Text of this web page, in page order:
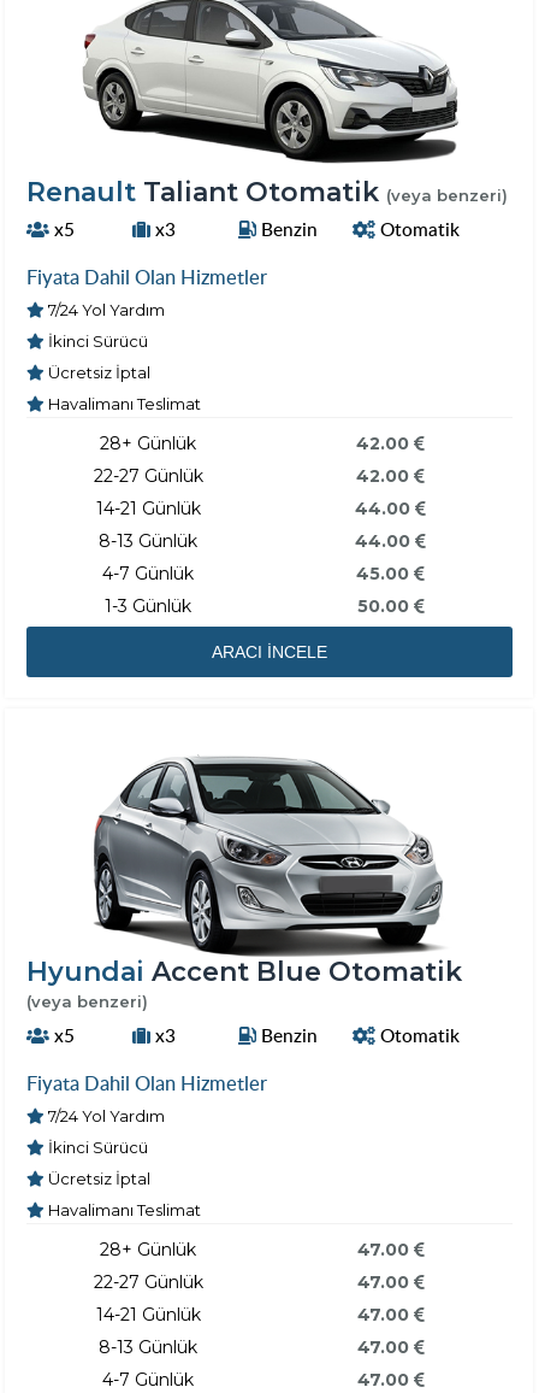
Renault Taliant Otomatik (veya benzeri)
x5 x3 Benzin Otomatik
Fiyata Dahil Olan Hizmetler
7/24 Yol Yardım
İkinci Sürücü
Ücretsiz İptal
Havalimanı Teslimat
28+ Günlük
22-27 Günlük
14-21 Günlük
8-13 Günlük
4-7 Günlük
1-3 Günlük
42.00
42.00
44.00
44.00
45.00
50.00
ARACI İNCELE
Hyundai Accent Blue Otomatik
(veya benzeri)
x5 x3 Benzin Otomatik
Fiyata Dahil Olan Hizmetler
7/24 Yol Yardım
İkinci Sürücü
Ücretsiz İptal
Havalimanı Teslimat
28+ Günlük
22-27 Günlük
14-21 Günlük
8-13 Günlük
4-7 Günlük
47.00
47.00
47.00
47.00
47.00